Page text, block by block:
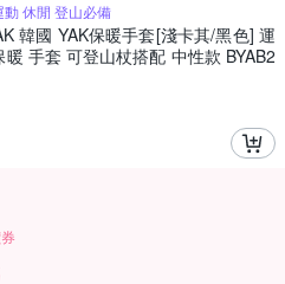
休閒 登山必備
韓國 YAK保暖手套[淺卡其/黑色] 運
手套 可登山杖搭配 中性款 BYAB2